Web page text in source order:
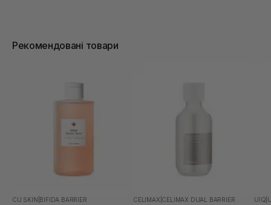
Рекомендовані товари
CU SKIN BIFIDA BARRIER CELIMAX CELIMAX DUAL BARRIER UIQ